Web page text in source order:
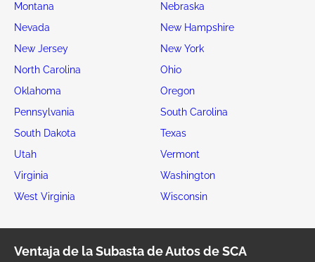
Montana
Nebraska
Nevada
New Hampshire
New Jersey
New York
North Carolina
Ohio
Oklahoma
Oregon
Pennsylvania
South Carolina
South Dakota
Texas
Utah
Vermont
Virginia
Washington
West Virginia
Wisconsin
Ventaja de la Subasta de Autos de SCA